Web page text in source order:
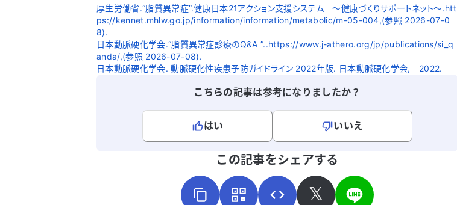
についてアドバイスをいただけると助かり
ます。
厚生労働省.“脂質異常症”.健康日本21アクション支援システム ～健康づくりサポートネット～.htt
ps://kennet.mhlw.go.jp/information/information/metabolic/m-05-004,(参照 2026-07-0
8).
日本動脈硬化学会.“脂質異常症診療のQ&A ”..https://www.j-athero.org/jp/publications/si_q
anda/,(参照 2026-07-08).
日本動脈硬化学会. 動脈硬化性疾患予防ガイドライン 2022年版. 日本動脈硬化学会, 2022.
こちらの記事は参考になりましたか？
はい
いいえ
この記事をシェアする
𝕏